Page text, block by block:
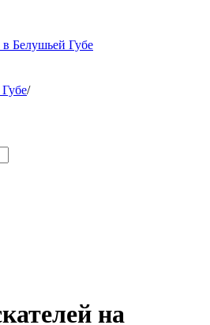
Белушьей Губе
/
на